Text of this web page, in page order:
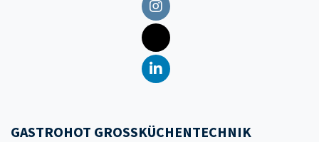
GASTROHOT GROSSKÜCHENTECHNIK